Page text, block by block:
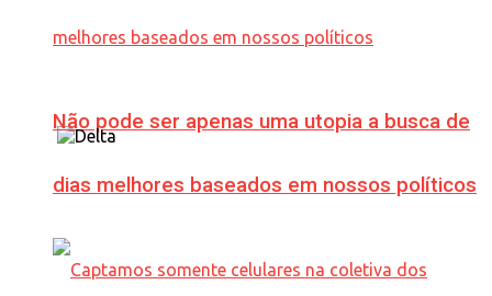
Não pode ser apenas uma utopia a busca de
dias melhores baseados em nossos políticos